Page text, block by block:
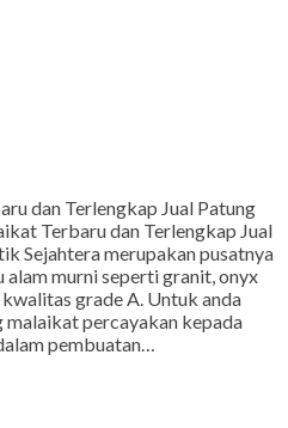
dan Terlengkap Jual Patung
Terbaru dan Terlengkap Jual
Sejahtera merupakan pusatnya
murni seperti granit, onyx
grade A. Untuk anda
malaikat percayakan kepada
pembuatan…